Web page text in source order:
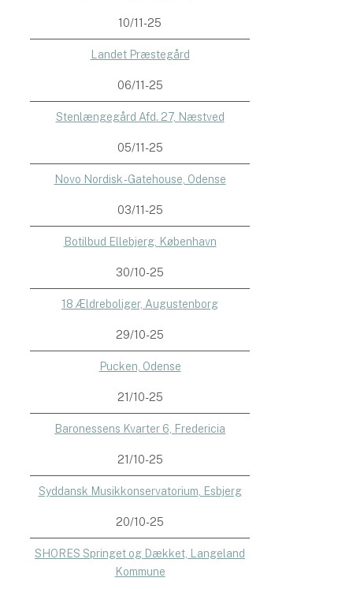
10/11-25
Landet Præstegård
06/11-25
Stenlængegård Afd. 27, Næstved
05/11-25
Novo Nordisk - Gatehouse, Odense
03/11-25
Botilbud Ellebjerg, København
30/10-25
18 Ældreboliger, Augustenborg
29/10-25
Pucken, Odense
21/10-25
Baronessens Kvarter 6, Fredericia
21/10-25
Syddansk Musikkonservatorium, Esbjerg
20/10-25
SHORES Springet og Dækket, Langeland
Kommune